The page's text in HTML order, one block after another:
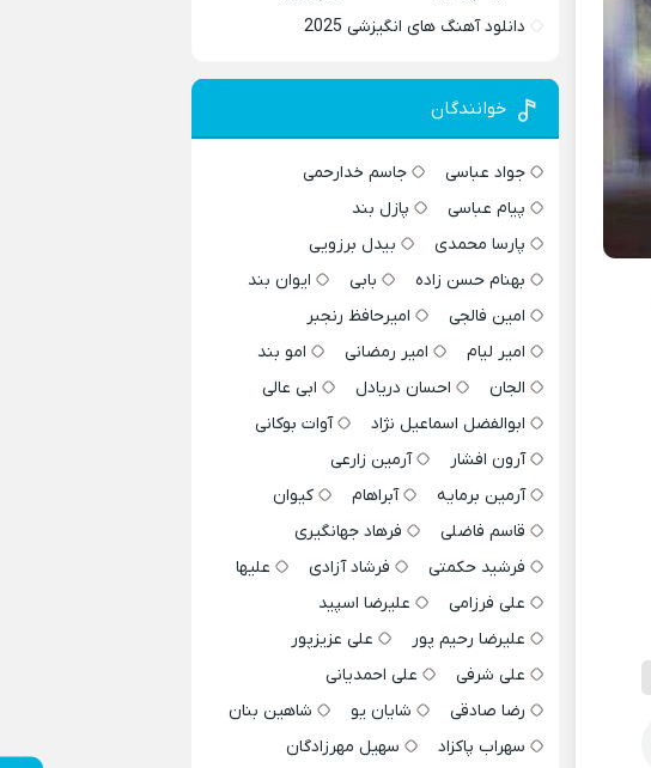
دانلود آهنگ های انگیزشی 2025
خوانندگان
جواد عباسی
جاسم خدارحمی
پیام عباسی
پازل بند
پارسا محمدی
بیدل برزویی
بهنام حسن زاده
بابی
ایوان بند
امین فالجی
امیرحافظ رنجبر
امیر لیام
امیر رمضانی
امو بند
الجان
احسان دریادل
ابی عالی
ابوالفضل اسماعیل نژاد
آوات بوکانی
آرون افشار
آرمین زارعی
آرمین برمایه
آبراهام
کیوان
قاسم فاضلی
فرهاد جهانگیری
فرشید حکمتی
فرشاد آزادی
علیها
علی فرزامی
علیرضا اسپید
علیرضا رحیم پور
علی عزیزپور
علی شرفی
علی احمدیانی
رضا صادقی
شایان یو
شاهین بنان
سهراب پاکزاد
سهیل مهرزادگان